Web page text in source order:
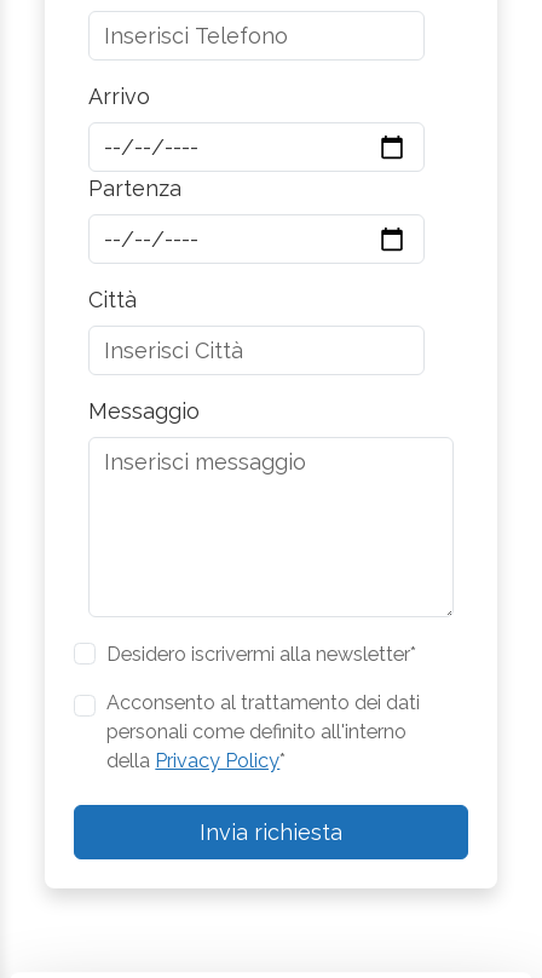
Arrivo
Partenza
Città
Messaggio
Desidero iscrivermi alla newsletter*
Acconsento al trattamento dei dati
personali come definito all'interno
della Privacy Policy*
Invia richiesta